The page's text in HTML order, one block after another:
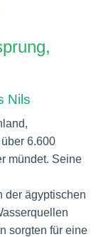
Nils
6.600
mündet. Seine
der ägyptischen
sorgten für eine